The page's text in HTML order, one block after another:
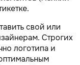
свой или
Строгих
логотипа и